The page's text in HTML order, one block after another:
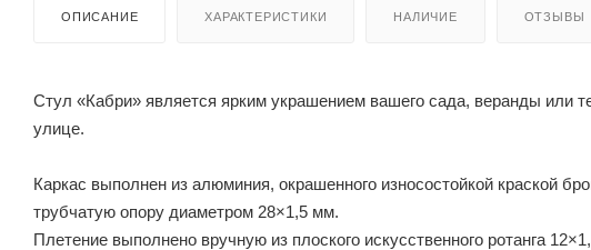
ОПИСАНИЕ ХАРАКТЕРИСТИКИ НАЛИЧИЕ ОТЗЫВЫ
Стул «Кабри» является ярким украшением вашего сада, веранды или
улице.
Каркас выполнен из алюминия, окрашенного износостойкой краской
трубчатую опору диаметром 28×1,5 мм.
Плетение выполнено вручную из плоского искусственного ротанга